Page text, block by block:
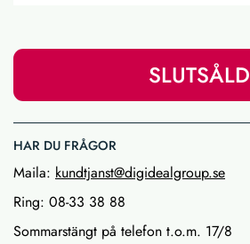
SLUTSÅLD
HAR DU FRÅGOR
Maila: kundtjanst@digidealgroup.se
Ring: 08-33 38 88
Sommarstängt på telefon t.o.m. 17/8